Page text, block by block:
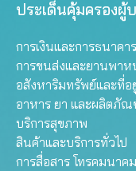
ประเด็นคุ้มครองผู้
การเงินและการธนาคาร
การขนส่งและยานพาห
อสังหาริมทรัพย์และที่อ
อาหาร ยา และผลิตภัณ
บริการสุขภาพ
สินค้าและบริการทั่วไป
การสื่อสาร โทรคมนาค